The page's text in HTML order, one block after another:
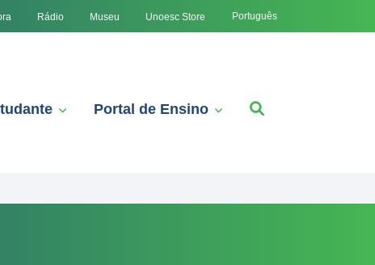
Rádio Museu Unoesc Store Português
Portal de Ensino